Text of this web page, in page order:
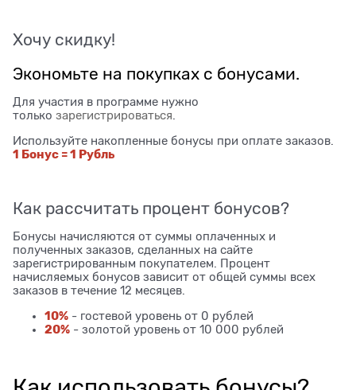
Хочу скидку!
Экономьте на покупках с бонусами.
Для участия в программе нужно
только зарегистрироваться
Используйте накопленные бонусы при оплате заказов.
1 Бонус = 1 Рубль
Как рассчитать процент бонусов?
Бонусы начисляются от суммы оплаченных и
полученных заказов, сделанных на сайте
зарегистрированным покупателем. Процент
начисляемых бонусов зависит от общей суммы всех
заказов в течение 12 месяцев.
10% - гостевой уровень от 0 рублей
20% - золотой уровень от 10 000 рублей